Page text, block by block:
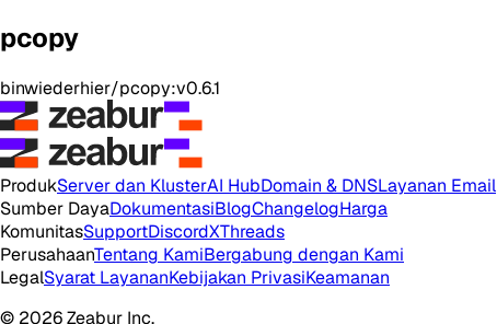
pcopy
binwiederhier/pcopy:v0.6.1
ProdukServer dan KlusterAI HubDomain & DNSLayanan Email
Sumber DayaDokumentasiBlogChangelogHarga
KomunitasSupportDiscordXThreads
PerusahaanTentang KamiBergabung dengan Kami
LegalSyarat LayananKebijakan PrivasiKeamanan
© 2026 Zeabur Inc.